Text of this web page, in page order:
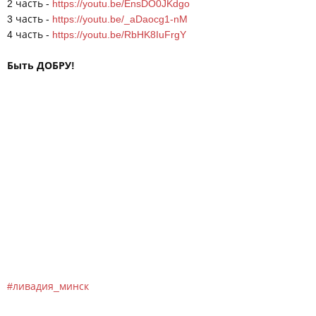
2 часть - https://youtu.be/EnsDO0JKdgo
3 часть - https://youtu.be/_aDaocg1-nM
4 часть - https://youtu.be/RbHK8IuFrgY
Быть ДОБРУ!
ливадия_минск